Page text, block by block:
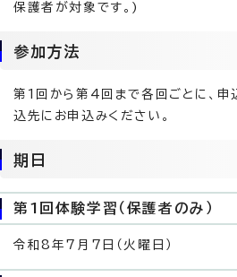
保護者が対象です。)
参加方法
第1回から第4回まで各回ごとに、申
込先にお申込みください。
期日
第1回体験学習（保護者のみ）
令和8年7月7日（火曜日）